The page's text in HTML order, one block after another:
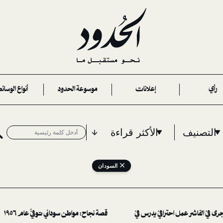
رأي إعلانات موسوعة الحدود أنواع
التصنيف الأكثر قراءة
السودان
في الفاشر عمل احترافي يدرس في قصة نجاح: مواطن سوداني توفّي عام ١٩٥٦